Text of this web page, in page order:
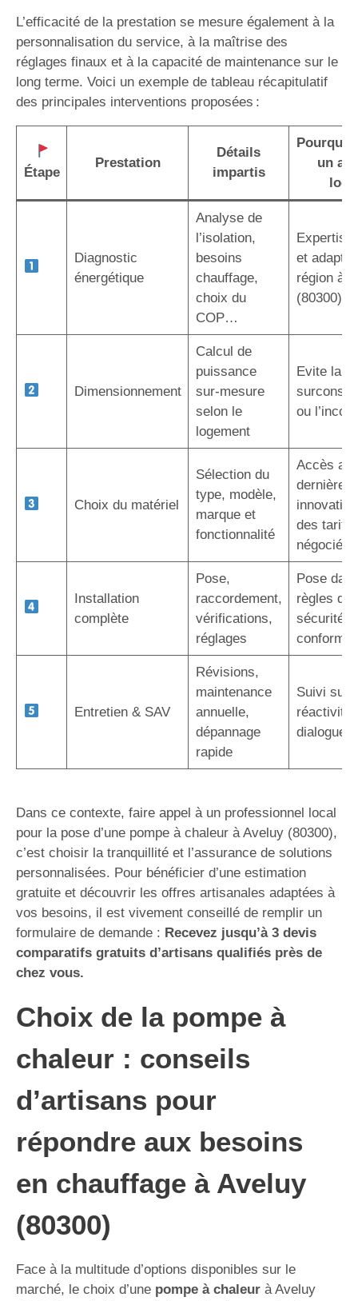
L’efficacité de la prestation se mesure également à la
personnalisation du service, à la maîtrise des
réglages finaux et à la capacité de maintenance sur le
long terme. Voici un exemple de tableau récapitulatif
des principales interventions proposées :
Étape
Prestation
Détails
impartis
un
Diagnostic
énergétique
Analyse de
l’isolation,
besoins
chauffage,
choix du
COP…
Expertise
et
région à
(80300)
Dimensionnement
Calcul de
puissance
sur-mesure
selon le
logement
Evite la
ou
Choix du matériel
Sélection du
type, modèle,
marque et
fonctionnalité
Accès
dernières
des tarifs
négociés
Installation
complète
Pose,
raccordement,
vérifications,
réglages
Pose
règles de
sécurité
Entretien & SAV
Révisions,
maintenance
annuelle,
dépannage
rapide
Suivi sur
réactivité,
dialogue
Dans ce contexte, faire appel à un professionnel local
pour la pose d’une pompe à chaleur à Aveluy (80300),
c’est choisir la tranquillité et l’assurance de solutions
personnalisées. Pour bénéficier d’une estimation
gratuite et découvrir les offres artisanales adaptées à
vos besoins, il est vivement conseillé de remplir un
formulaire de demande : Recevez jusqu’à 3 devis
comparatifs gratuits d’artisans qualifiés près de
chez vous.
Choix de la pompe à
chaleur : conseils
d’artisans pour
répondre aux besoins
en chauffage à Aveluy
(80300)
Face à la multitude d’options disponibles sur le
marché, le choix d’une pompe à chaleur à Aveluy